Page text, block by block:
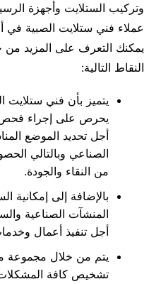
وتركيب الستلايت وأجهزة
عملاء فني ستلايت الصبية في
يمكنك التعرف على المزيد
النقاط التالية:
يتميز بأن فني ستلايت
يحرص على إجراء فحص
أجل تحديد الموضع
الصناعي وبالتالي
من النقاء والجودة.
بالإضافة إلى إمكانية
المنشآت الصناعية
أجل تنفيذ أعمال
يتم من خلال مجموعة
تشخيص كافة المشكلات